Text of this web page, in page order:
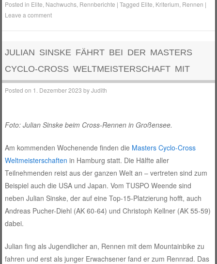
Posted in Elite Nachwuchs Rennberichte |Tagged Elite Kriterium Rennen |
Leave a comment
JULIAN SINSKE FÄHRT BEI DER MASTERS
CYCLO-CROSS WELTMEISTERSCHAFT MIT
Posted on 1. Dezember 2023 byJudith
Foto: Julian Sinske beim Cross-Rennen in Großensee.
Am kommenden Wochenende finden die Masters Cyclo-Cross
Weltmeisterschaftenin Hamburg statt. Die Hälfte aller
Teilnehmenden reist aus der ganzen Welt an – vertreten sind zum
Beispiel auch die USA und Japan. Vom TUSPO Weende sind
neben Julian Sinske, der auf eine Top-15-Platzierung hofft, auch
Andreas Pucher-Diehl (AK 60-64) und Christoph Kellner (AK 55-59)
dabei.
Julian fing als Jugendlicher an, Rennen mit dem Mountainbike zu
fahren und erst als junger Erwachsener fand er zum Rennrad. Das